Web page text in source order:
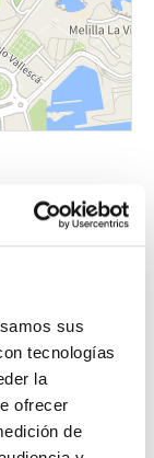
sus
tecnologías
la
ofrecer
de
Emisiones
2